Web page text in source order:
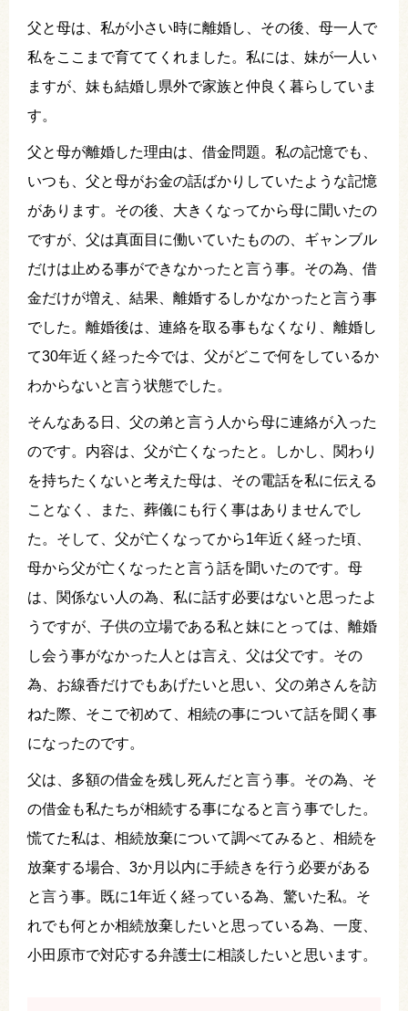
父と母は、私が小さい時に離婚し、その後、母一人で
私をここまで育ててくれました。私には、妹が一人い
ますが、妹も結婚し県外で家族と仲良く暮らしていま
す。
父と母が離婚した理由は、借金問題。私の記憶でも、
いつも、父と母がお金の話ばかりしていたような記憶
があります。その後、大きくなってから母に聞いたの
ですが、父は真面目に働いていたものの、ギャンブル
だけは止める事ができなかったと言う事。その為、借
金だけが増え、結果、離婚するしかなかったと言う事
でした。離婚後は、連絡を取る事もなくなり、離婚し
て30年近く経った今では、父がどこで何をしているか
わからないと言う状態でした。
そんなある日、父の弟と言う人から母に連絡が入った
のです。内容は、父が亡くなったと。しかし、関わり
を持ちたくないと考えた母は、その電話を私に伝える
ことなく、また、葬儀にも行く事はありませんでし
た。そして、父が亡くなってから1年近く経った頃、
母から父が亡くなったと言う話を聞いたのです。母
は、関係ない人の為、私に話す必要はないと思ったよ
うですが、子供の立場である私と妹にとっては、離婚
し会う事がなかった人とは言え、父は父です。その
為、お線香だけでもあげたいと思い、父の弟さんを訪
ねた際、そこで初めて、相続の事について話を聞く事
になったのです。
父は、多額の借金を残し死んだと言う事。その為、そ
の借金も私たちが相続する事になると言う事でした。
慌てた私は、相続放棄について調べてみると、相続を
放棄する場合、3か月以内に手続きを行う必要がある
と言う事。既に1年近く経っている為、驚いた私。そ
れでも何とか相続放棄したいと思っている為、一度、
小田原市で対応する弁護士に相談したいと思います。